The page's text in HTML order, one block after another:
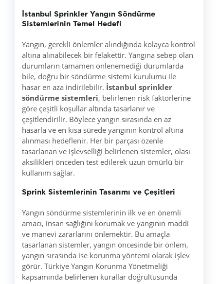
İstanbul Sprinkler Yangın Söndürme
Sistemlerinin Temel Hedefi
Yangın, gerekli önlemler alındığında kolayca kontrol
altına alınabilecek bir felakettir. Yangına sebep olan
durumların tamamen önlenemediği durumlarda
bile, doğru bir söndürme sistemi kurulumu ile
hasar en aza indirilebilir. İstanbul sprinkler
söndürme sistemleri, belirlenen risk faktörlerine
göre çeşitli koşullar altında tasarlanır ve
çeşitlendirilir. Böylece yangın sırasında en az
hasarla ve en kısa sürede yangının kontrol altına
alınması hedeflenir. Her bir parçası özenle
tasarlanan ve işlevselliği belirlenen sistemler, olası
aksilikleri önceden test edilerek uzun ömürlü bir
kullanım sağlar.
Sprink Sistemlerinin Tasarımı ve Çeşitleri
Yangın söndürme sistemlerinin ilk ve en önemli
amacı, insan sağlığını korumak ve yangının maddi
ve manevi zararlarını önlemektir. Bu amaçla
tasarlanan sistemler, yangın öncesinde bir önlem,
yangın sırasında ise korunma yöntemi olarak işlev
görür. Türkiye Yangın Korunma Yönetmeliği
kapsamında belirlenen kurallar doğrultusunda